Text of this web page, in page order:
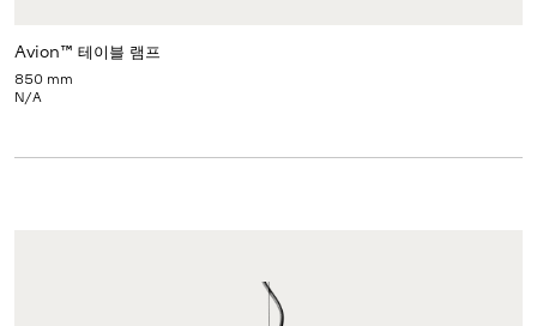
Avion™ 테이블 램프
850 mm
N/A